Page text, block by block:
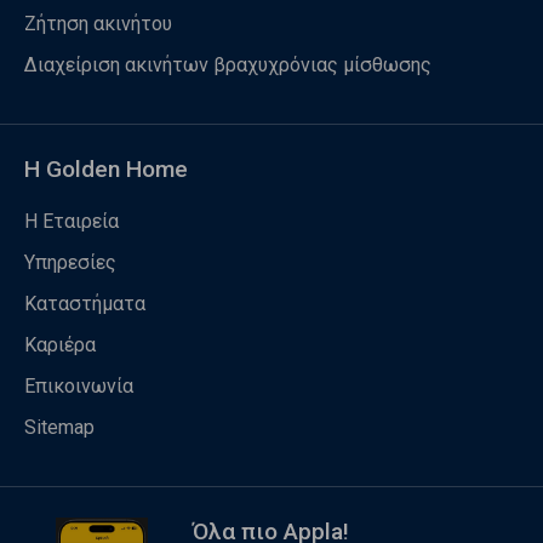
Ζήτηση ακινήτου
Διαχείριση ακινήτων βραχυχρόνιας μίσθωσης
Η Golden Home
Η Εταιρεία
Υπηρεσίες
Καταστήματα
Καριέρα
Επικοινωνία
Sitemap
Όλα πιο Appla!